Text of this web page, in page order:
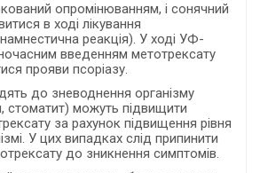
опромінюванням, і сонячний
в ході лікування
реакція). У ході УФ-
введенням метотрексату
прояви псоріазу.
до зневоднення організму
стоматит) можуть підвищити
за рахунок підвищення рівня
У цих випадках слід припинити
до зникнення симптомів.